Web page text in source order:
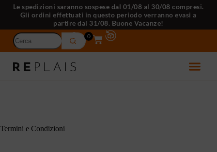
Le spedizioni saranno sospese dal 01/08 al 30/08 compresi.
Gli ordini effettuati in questo periodo verranno evasi a
partire dal 31/08. Buone Vacanze!
0
Termini e Condizioni